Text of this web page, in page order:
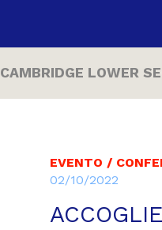
CAMBRIDGE LOWER
EVENTO /
02/10/2022